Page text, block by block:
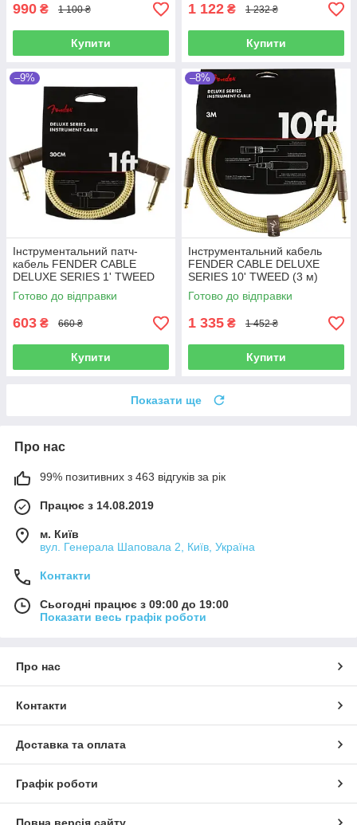
990 ₴ 1 100 ₴
Купити
1 122 ₴ 1 232 ₴
Купити
–9%
Інструментальний патч-
кабель FENDER CABLE
DELUXE SERIES 1' TWEED
Готово до відправки
603 ₴ 660 ₴
Купити
–8%
Інструментальний кабель
FENDER CABLE DELUXE
SERIES 10' TWEED (3 м)
Готово до відправки
1 335 ₴ 1 452 ₴
Купити
Показати ще
Про нас
99% позитивних з 463 відгуків за рік
Працює з 14.08.2019
м. Київ
вул. Генерала Шаповала 2, Київ, Україна
Контакти
Сьогодні працює з 09:00 до 19:00
Показати весь графік роботи
Про нас
Контакти
Доставка та оплата
Графік роботи